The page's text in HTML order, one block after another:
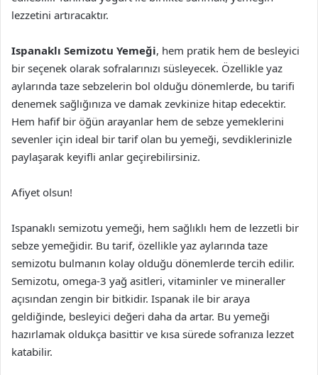
lezzetini artıracaktır.
Ispanaklı Semizotu Yemeği, hem pratik hem de besleyici
bir seçenek olarak sofralarınızı süsleyecek. Özellikle yaz
aylarında taze sebzelerin bol olduğu dönemlerde, bu tarifi
denemek sağlığınıza ve damak zevkinize hitap edecektir.
Hem hafif bir öğün arayanlar hem de sebze yemeklerini
sevenler için ideal bir tarif olan bu yemeği, sevdiklerinizle
paylaşarak keyifli anlar geçirebilirsiniz.
Afiyet olsun!
Ispanaklı semizotu yemeği, hem sağlıklı hem de lezzetli bir
sebze yemeğidir. Bu tarif, özellikle yaz aylarında taze
semizotu bulmanın kolay olduğu dönemlerde tercih edilir.
Semizotu, omega-3 yağ asitleri, vitaminler ve mineraller
açısından zengin bir bitkidir. Ispanak ile bir araya
geldiğinde, besleyici değeri daha da artar. Bu yemeği
hazırlamak oldukça basittir ve kısa sürede sofranıza lezzet
katabilir.